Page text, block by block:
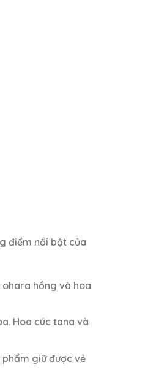
điểm nổi bật của
ohara hồng và hoa
Hoa cúc tana và
giữ được vẻ